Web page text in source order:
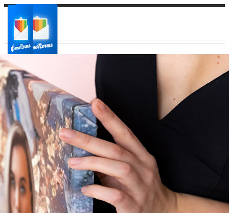
Ваш город:
Ваш регион доставки
Выберите из списка: